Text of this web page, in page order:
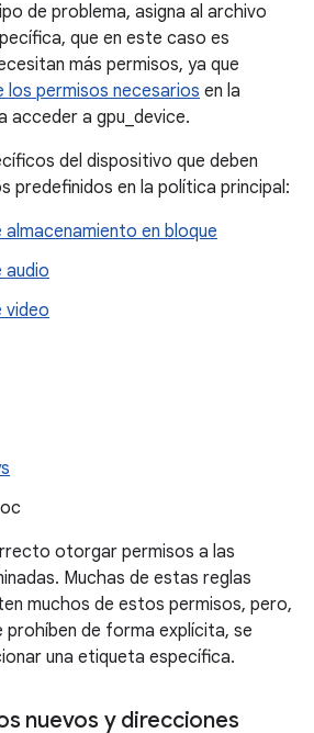
de problema, asigna al archivo
que en este caso es
más permisos, ya que
los permisos necesarios en la
acceder a gpu_device.
del dispositivo que deben
predefinidos en la política principal:
en bloque
audio
video
otorgar permisos a las
Muchas de estas reglas
muchos de estos permisos, pero,
prohíben de forma explícita, se
una etiqueta específica.
nuevos y direcciones